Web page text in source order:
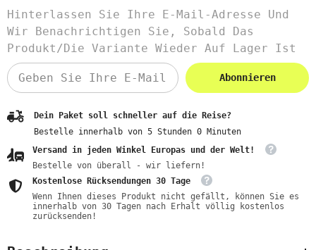
Hinterlassen Sie Ihre E-Mail-Adresse Und
Wir Benachrichtigen Sie, Sobald Das
Produkt/die Variante Wieder Auf Lager Ist
Abonnieren
Dein Paket soll schneller auf die Reise?
Bestelle innerhalb von 5 Stunden 0 Minuten
Versand in jeden Winkel Europas und der Welt!
Bestelle von überall - wir liefern!
Kostenlose Rücksendungen 30 Tage
Wenn Ihnen dieses Produkt nicht gefällt, können Sie es
innerhalb von 30 Tagen nach Erhalt völlig kostenlos
zurücksenden!